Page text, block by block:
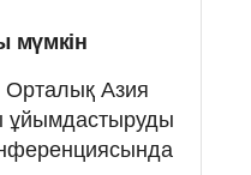
мүмкін
Орталық Азия
ұйымдастыруды